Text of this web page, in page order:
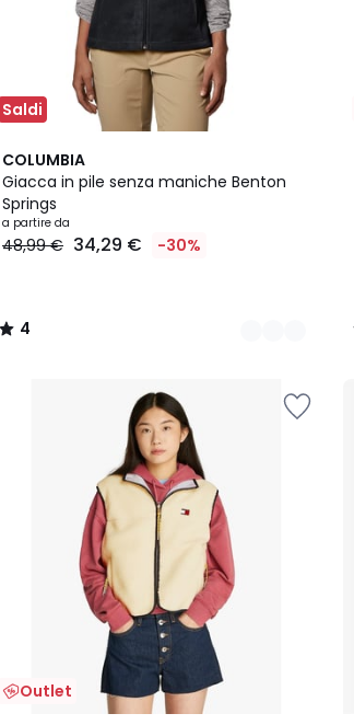
Saldi
COLUMBIA
Giacca in pile senza maniche Benton
Springs
a partire da
48,99 € 34,29 € -30%
4
/
5
2
Colori
4
/
Outlet